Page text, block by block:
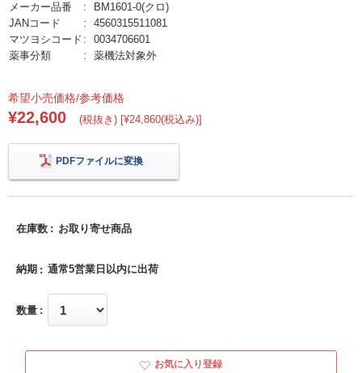
メーカー品番
BM1601-0(クロ)
JANコード
4560315511081
マツヨシコード
0034706601
薬事分類
薬機法対象外
希望小売価格/参考価格
¥22,600 (税抜き) [¥24,860(税込み)]
PDFファイルに変換
在庫数 お取り寄せ商品
納期 通常5営業日以内に出荷
数量
お気に入り登録